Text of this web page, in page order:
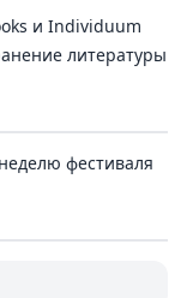
и Individuum
литературы
фестиваля